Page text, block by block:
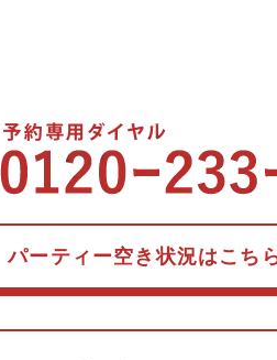
パーティー空き状況はこち